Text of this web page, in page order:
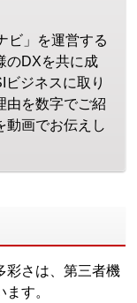
ビ」を運営する
のDXを共に成
ジネスに取り
由を数字でご紹
動画でお伝えし
彩さは、第三者機
す。